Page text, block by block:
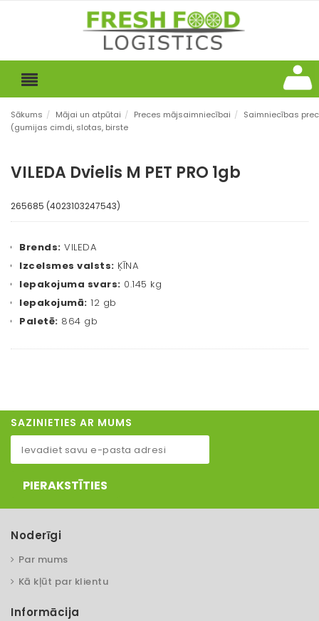
Sākums / Mājai un atpūtai / Preces mājsaimniecībai / Saimniecības
(gumijas cimdi, slotas, birste
VILEDA Dvielis M PET PRO 1gb
265685 (4023103247543)
Brends: VILEDA
Izcelsmes valsts: ĶĪNA
Iepakojuma svars: 0.145 kg
Iepakojumā: 12 gb
Paletē: 864 gb
SAZINIETIES AR MUMS
PIERAKSTĪTIES
Noderīgi
Par mums
Kā kļūt par klientu
Informācija